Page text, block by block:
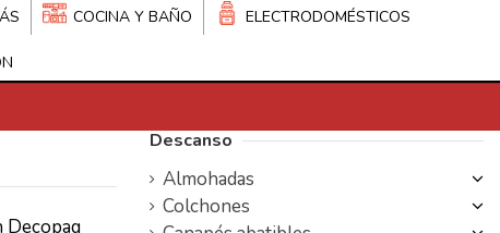
COCINA Y BAÑO ELECTRODOMÉSTICOS
Decopaq
Descanso
Almohadas
Colchones